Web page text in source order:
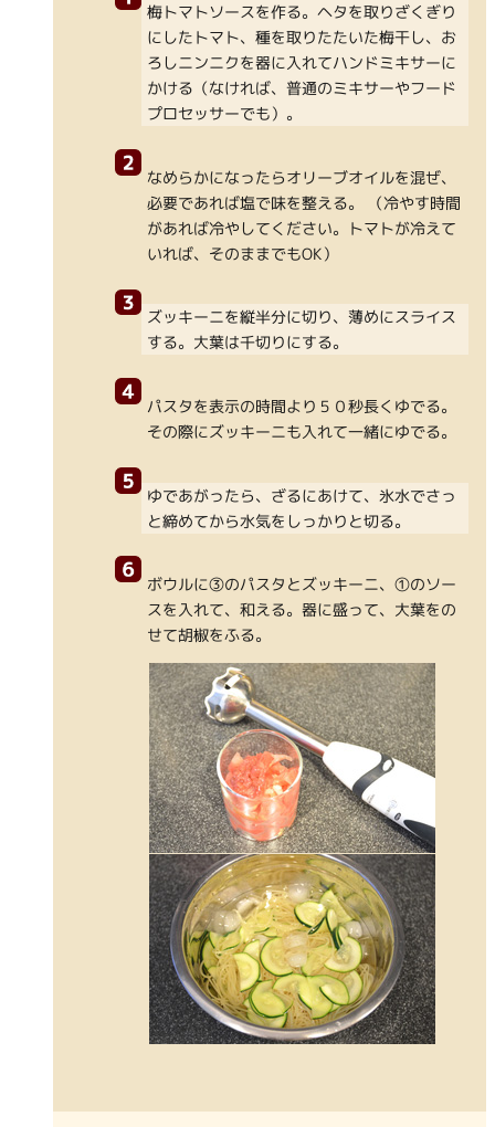
梅トマトソースを作る。ヘタを取りざくぎり
にしたトマト、種を取りたたいた梅干し、お
ろしニンニクを器に入れてハンドミキサーに
かける（なければ、普通のミキサーやフード
プロセッサーでも）。
なめらかになったらオリーブオイルを混ぜ、
必要であれば塩で味を整える。 （冷やす時間
があれば冷やしてください。トマトが冷えて
いれば、そのままでもOK）
ズッキーニを縦半分に切り、薄めにスライス
する。大葉は千切りにする。
パスタを表示の時間より５０秒長くゆでる。
その際にズッキーニも入れて一緒にゆでる。
ゆであがったら、ざるにあけて、氷水でさっ
と締めてから水気をしっかりと切る。
ボウルに③のパスタとズッキーニ、①のソー
スを入れて、和える。器に盛って、大葉をの
せて胡椒をふる。